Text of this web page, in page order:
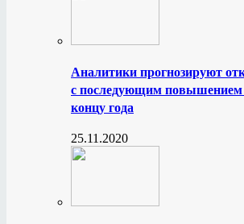
Аналитики прогнозируют
с последующим повышением
концу года
25.11.2020